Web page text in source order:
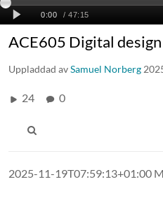
ACE605 Digital
Uppladdad avSamuel Norberg
24 0
2025-11-19T07:59:13+01:00